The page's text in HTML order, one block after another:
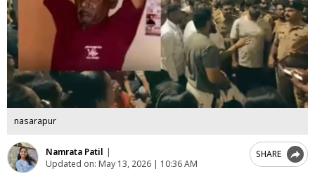
nasarapur
Namrata Patil |
Updated on: May 13, 2026 | 10:36 AM
SHARE